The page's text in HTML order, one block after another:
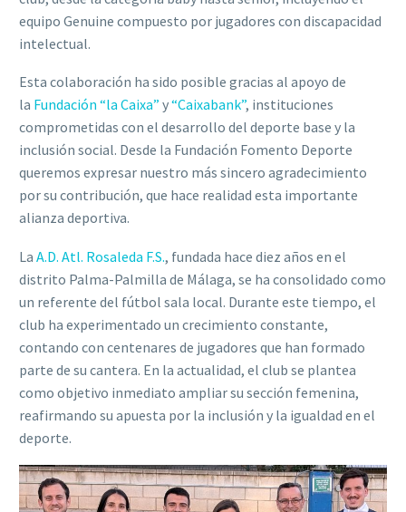
equipo Genuine compuesto por jugadores con discapacidad
intelectual.
Esta colaboración ha sido posible gracias al apoyo de
la Fundación “la Caixa” y“Caixabank”, instituciones
comprometidas con el desarrollo del deporte base y la
inclusión social. Desde la Fundación Fomento Deporte
queremos expresar nuestro más sincero agradecimiento
por su contribución, que hace realidad esta importante
alianza deportiva.
La A.D. Atl. Rosaleda F.S., fundada hace diez años en el
distrito Palma-Palmilla de Málaga, se ha consolidado como
un referente del fútbol sala local. Durante este tiempo, el
club ha experimentado un crecimiento constante,
contando con centenares de jugadores que han formado
parte de su cantera. En la actualidad, el club se plantea
como objetivo inmediato ampliar su sección femenina,
reafirmando su apuesta por la inclusión y la igualdad en el
deporte.